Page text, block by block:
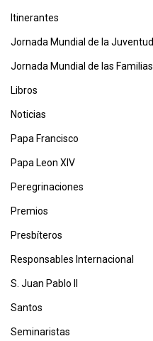
Itinerantes
Jornada Mundial de la Juventud
Jornada Mundial de las Familias
Libros
Noticias
Papa Francisco
Papa Leon XIV
Peregrinaciones
Premios
Presbíteros
Responsables Internacional
S. Juan Pablo II
Santos
Seminaristas